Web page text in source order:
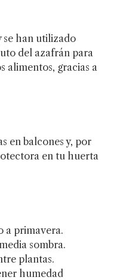
se han utilizado
del azafrán para
alimentos, gracias a
en balcones y, por
en tu huerta
a primavera.
sombra.
plantas.
humedad